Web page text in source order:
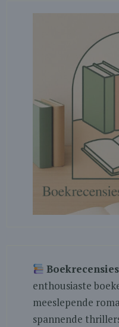
paginering
enthousiaste
meeslepende
spannende